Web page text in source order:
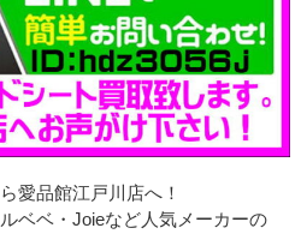
愛品館江戸川店へ！
ベベ・Joieなど人気メーカーの